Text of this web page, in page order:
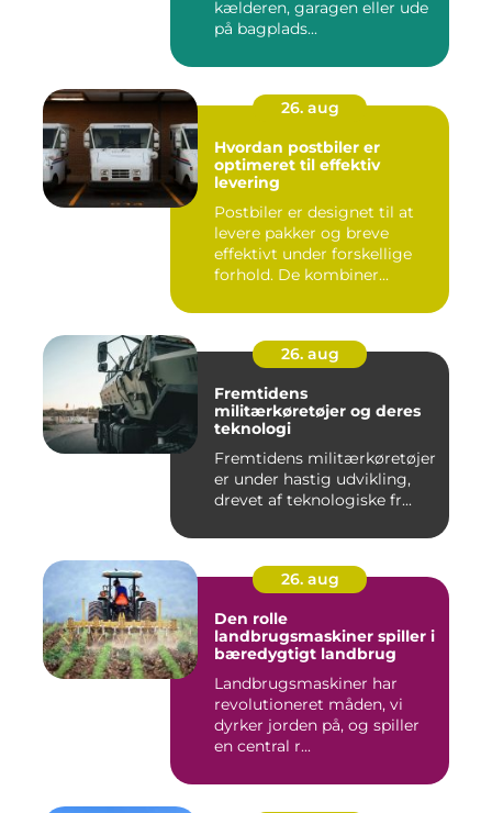
kælderen, garagen eller ude
på bagplads...
26. aug
Hvordan postbiler er
optimeret til effektiv
levering
Postbiler er designet til at
levere pakker og breve
effektivt under forskellige
forhold. De kombiner...
26. aug
Fremtidens
militærkøretøjer og deres
teknologi
Fremtidens militærkøretøjer
er under hastig udvikling,
drevet af teknologiske fr...
26. aug
Den rolle
landbrugsmaskiner spiller i
bæredygtigt landbrug
Landbrugsmaskiner har
revolutioneret måden, vi
dyrker jorden på, og spiller
en central r...